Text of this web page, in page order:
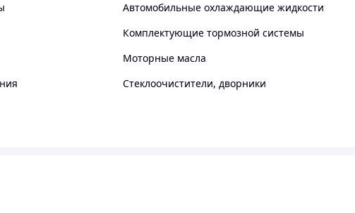
Автомобильные охлаждающие жидкости
Комплектующие тормозной системы
Моторные масла
Стеклоочистители, дворники